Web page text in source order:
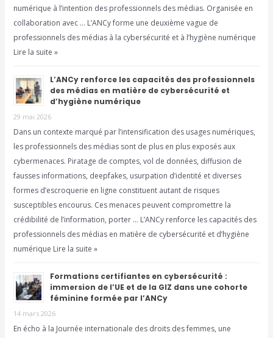
numérique à l’intention des professionnels des médias. Organisée en
collaboration avec … L’ANCy forme une deuxième vague de
professionnels des médias à la cybersécurité et à l’hygiène numérique
Lire la suite »
L’ANCy renforce les capacités des professionnels
des médias en matière de cybersécurité et
d’hygiène numérique
29 mai 2026
Dans un contexte marqué par l’intensification des usages numériques,
les professionnels des médias sont de plus en plus exposés aux
cybermenaces. Piratage de comptes, vol de données, diffusion de
fausses informations, deepfakes, usurpation d’identité et diverses
formes d’escroquerie en ligne constituent autant de risques
susceptibles encourus. Ces menaces peuvent compromettre la
crédibilité de l’information, porter … L’ANCy renforce les capacités des
professionnels des médias en matière de cybersécurité et d’hygiène
numérique Lire la suite »
Formations certifiantes en cybersécurité :
immersion de l’UE et de la GIZ dans une cohorte
féminine formée par l’ANCy
14 mars 2026
En écho à la Journée internationale des droits des femmes, une